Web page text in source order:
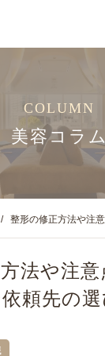
COLUMN
美容コラム
整形の修正方法や注
法や注意
頼先の